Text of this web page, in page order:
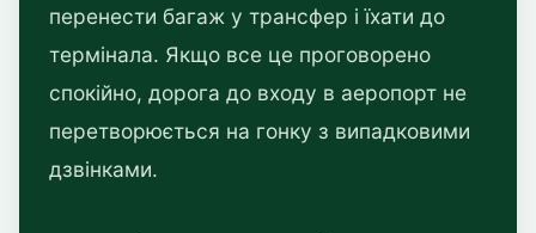
перенести багаж у трансфер і їхати до
термінала. Якщо все це проговорено
спокійно, дорога до входу в аеропорт не
перетворюється на гонку з випадковими
дзвінками.